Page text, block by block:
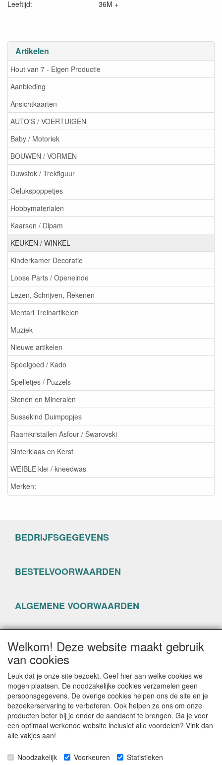
Artikelen
Hout van 7 - Eigen Productie
Aanbieding
Ansichtkaarten
AUTO'S / VOERTUIGEN
Baby / Motoriek
BOUWEN / VORMEN
Duwstok / Trekfiguur
Gelukspoppetjes
Hobbymaterialen
Kaarsen / Dipam
KEUKEN / WINKEL
Kinderkamer Decoratie
Loose Parts / Openeinde
Lezen, Schrijven, Rekenen
Mentari Treinartikelen
Muziek
Nieuwe artikelen
Speelgoed / Kado
Spelletjes / Puzzels
Stenen en Mineralen
Sussekind Duimpopjes
Raamkristallen Asfour / Swarovski
Sinterklaas en Kerst
WEIBLE klei / kneedwas
Merken:
Leeftijd:
36M +
BEDRIJFSGEGEVENS
BESTELVOORWAARDEN
ALGEMENE VOORWAARDEN
PRIVACYVERKLARING
CONTACTGEGEVENS
www.happyseven.nl
Hogenhof 13-15
3861 CG Nijkerk
E-mail: info@happyseven.nl
Welkom! Deze website maakt gebruik
van cookies
Leuk dat je onze site bezoekt. Geef hier aan welke cookies we
mogen plaatsen. De noodzakelijke cookies verzamelen geen
persoonsgegevens. De overige cookies helpen ons de site en je
bezoekerservaring te verbeteren. Ook helpen ze ons om onze
producten beter bij je onder de aandacht te brengen. Ga je voor
een optimaal werkende website inclusief alle voordelen? Vink dan
alle vakjes aan!
Noodzakelijk Voorkeuren Statistieken